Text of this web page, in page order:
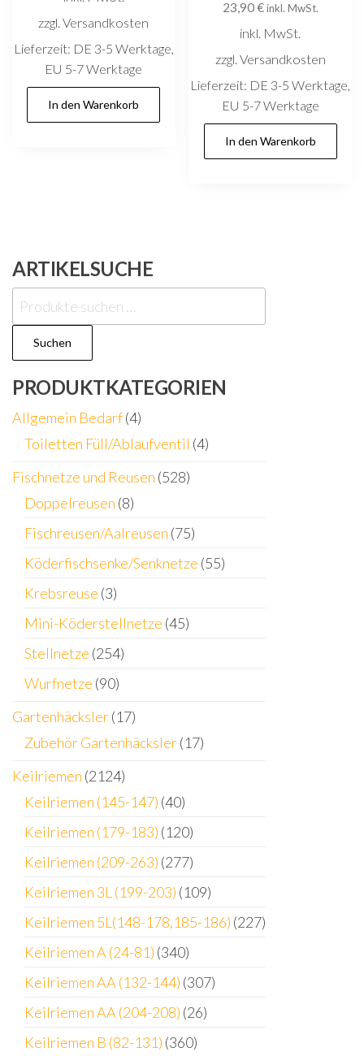
zzgl. Versandkosten
Lieferzeit: DE 3-5 Werktage,
EU 5-7 Werktage
In den Warenkorb
23,90€ inkl. MwSt.
inkl. MwSt.
zzgl. Versandkosten
Lieferzeit: DE 3-5 Werktage,
EU 5-7 Werktage
In den Warenkorb
ARTIKELSUCHE
Suchen
nach:
Suchen
PRODUKTKATEGORIEN
Allgemein Bedarf(4)
Toiletten Füll/Ablaufventil (4)
Fischnetze und Reusen (528)
Doppelreusen (8)
Fischreusen/Aalreusen (75)
Köderfischsenke/Senknetze (55)
Krebsreuse (3)
Mini-Köderstellnetze (45)
Stellnetze (254)
Wurfnetze (90)
Gartenhäcksler(17)
Zubehör Gartenhäcksler(17)
Keilriemen (2124)
Keilriemen (145-147) (40)
Keilriemen (179-183) (120)
Keilriemen (209-263) (277)
Keilriemen 3L (199-203) (109)
Keilriemen 5L(148-178,185-186) (227)
Keilriemen A (24-81) (340)
Keilriemen AA (132-144) (307)
Keilriemen AA (204-208) (26)
Keilriemen B (82-131) (360)